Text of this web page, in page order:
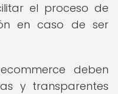
el proceso de
en caso de ser
deben
y transparentes